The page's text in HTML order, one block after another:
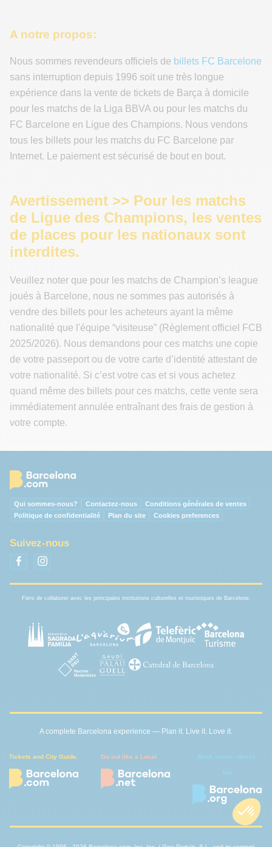
A notre propos:
Nous sommes revendeurs officiels de billets FC Barcelone
sans interruption depuis 1996 soit une très longue
expérience dans la vente de tickets de Barça à domicile
pour les matchs de la Liga BBVA ou pour les matchs du
FC Barcelone en Ligue des Champions. Nous vendons
tous les billets pour les matchs du FC Barcelone par
Internet. Le paiement est sécurisé de bout en bout.
Avertissement >> Pour les matchs
de Ligue des Champions, les ventes
de places pour les nationaux sont
interdites.
Veuillez noter que pour les matchs de Champion’s league
joués à Barcelone, nous ne sommes pas autorisés à
vendre des billets pour les acheteurs ayant la même
nationalité que l'équipe “visiteuse” (Règlement officiel FCB
2025/2026). Nous demandons pour ces matchs une copie
de votre passeport ou de votre carte d’identité attestant de
votre nationalité. Si c’est votre cas et si vous achetez
quand même des billets pour ces matchs, cette vente sera
immédiatement annulée entraînant des frais de gestion à
votre compte.
Qui sommes-nous? Contactez-nous
Conditions générales de ventes
Politique de confidentialité
Plan du site Cookies preferences
Suivez-nous
Fiers de collaborer avec les principales institutions culturelles et touristiques de Barcelone.
A complete Barcelona experience — Plan it. Live it. Love it.
Tickets and City Guide. Go out like a Local Book smart - direct -
fair